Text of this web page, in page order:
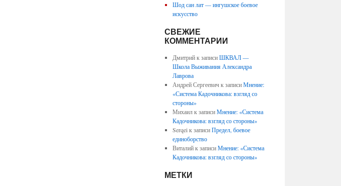
Шод сан лат — ингушское боевое
искусство
СВЕЖИЕ
КОММЕНТАРИИ
Дмитрийк записиШКВАЛ —
Школа Выживания Александра
Лаврова
Андрей Сергеевичк записиМнение:
«Система Кадочникова: взгляд со
стороны»
Михаилк записиМнение: «Система
Кадочникова: взгляд со стороны»
Serqei к записиПредел, боевое
единоборство
Виталийк записиМнение: «Система
Кадочникова: взгляд со стороны»
МЕТКИ